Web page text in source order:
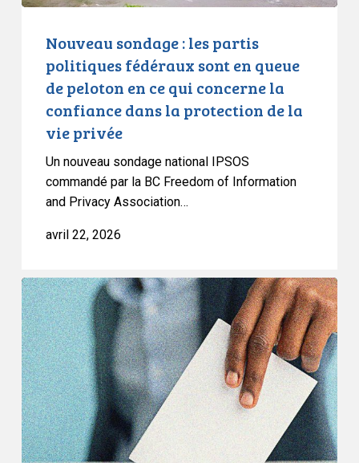
de
concerne
confiance
dans
vie
privée
Nouveau sondage : les partis
politiques fédéraux sont en queue
de peloton en ce qui concerne la
confiance dans la protection de la
vie privée
Un nouveau sondage national IPSOS
commandé par la BC Freedom of Information
and Privacy Association…
avril 22, 2026
L’ACLC
tire
la
sonnette
d’alarme
sur
la
politisation
de